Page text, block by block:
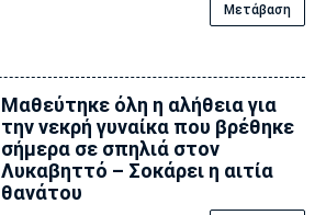
Μετάβαση
Μαθεύτηκε όλη η αλήθεια για
την νεκρή γυναίκα που βρέθηκε
σήμερα σε σπηλιά στον
Λυκαβηττό – Σοκάρει η αιτία
θανάτου